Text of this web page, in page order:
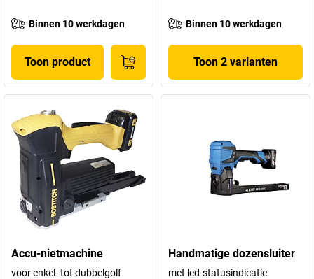
Binnen 10 werkdagen
Toon product
Binnen 10 werkdagen
Toon 2 varianten
Accu-nietmachine
voor enkel- tot dubbelgolf
Handmatige dozensluiter
met led-statusindicatie